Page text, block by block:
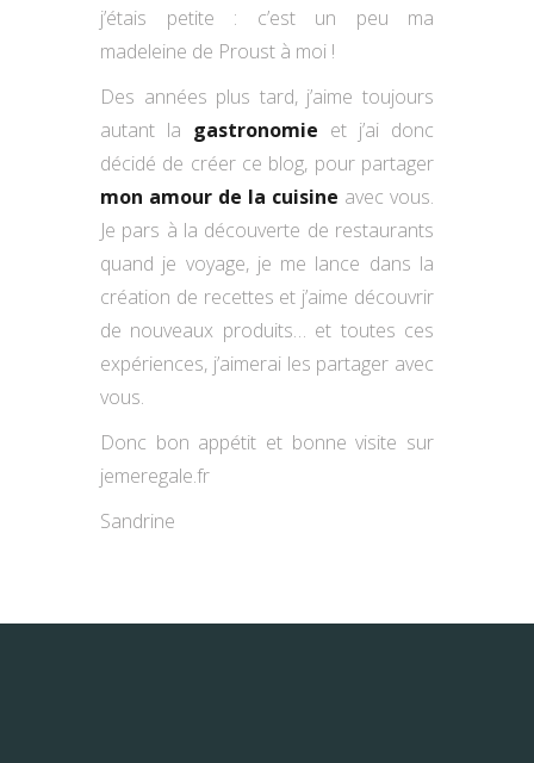
j’étais petite : c’est un peu ma
madeleine de Proust à moi !
Des années plus tard, j’aime toujours
autant la gastronomie et j’ai donc
décidé de créer ce blog, pour partager
mon amour de la cuisine avec vous.
Je pars à la découverte de restaurants
quand je voyage, je me lance dans la
création de recettes et j’aime découvrir
de nouveaux produits… et toutes ces
expériences, j’aimerai les partager avec
vous.
Donc bon appétit et bonne visite sur
jemeregale.fr
Sandrine